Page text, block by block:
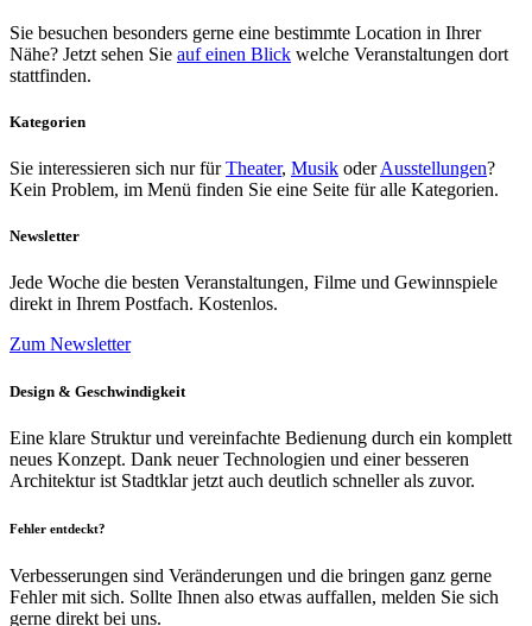
Sie besuchen besonders gerne eine bestimmte Location in Ihrer
Nähe? Jetzt sehen Sie auf einen Blick welche Veranstaltungen dort
stattfinden.
Kategorien
Sie interessieren sich nur fürTheater, Musik oderAusstellungen?
Kein Problem, im Menü finden Sie eine Seite für alle Kategorien.
Newsletter
Jede Woche die besten Veranstaltungen, Filme und Gewinnspiele
direkt in Ihrem Postfach. Kostenlos.
Zum Newsletter
Design & Geschwindigkeit
Eine klare Struktur und vereinfachte Bedienung durch ein komplett
neues Konzept. Dank neuer Technologien und einer besseren
Architektur ist Stadtklar jetzt auch deutlich schneller als zuvor.
Fehler entdeckt?
Verbesserungen sind Veränderungen und die bringen ganz gerne
Fehler mit sich. Sollte Ihnen also etwas auffallen, melden Sie sich
gerne direkt bei uns.